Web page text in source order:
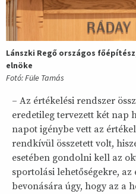
Lánszki Regő országos
elnöke
Fotó: Füle Tamás
– Az értékelési rendszer
eredetileg tervezett két nap
napot igénybe vett az
rendkívül összetett volt,
esetében gondolni kell az
sportolási lehetőségekre,
bevonására úgy, hogy az a